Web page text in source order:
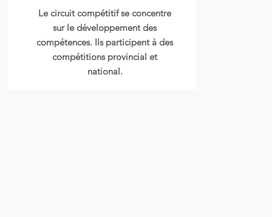
Le circuit compétitif se concentre
sur le développement des
compétences. Ils participent à des
compétitions provincial et
national.